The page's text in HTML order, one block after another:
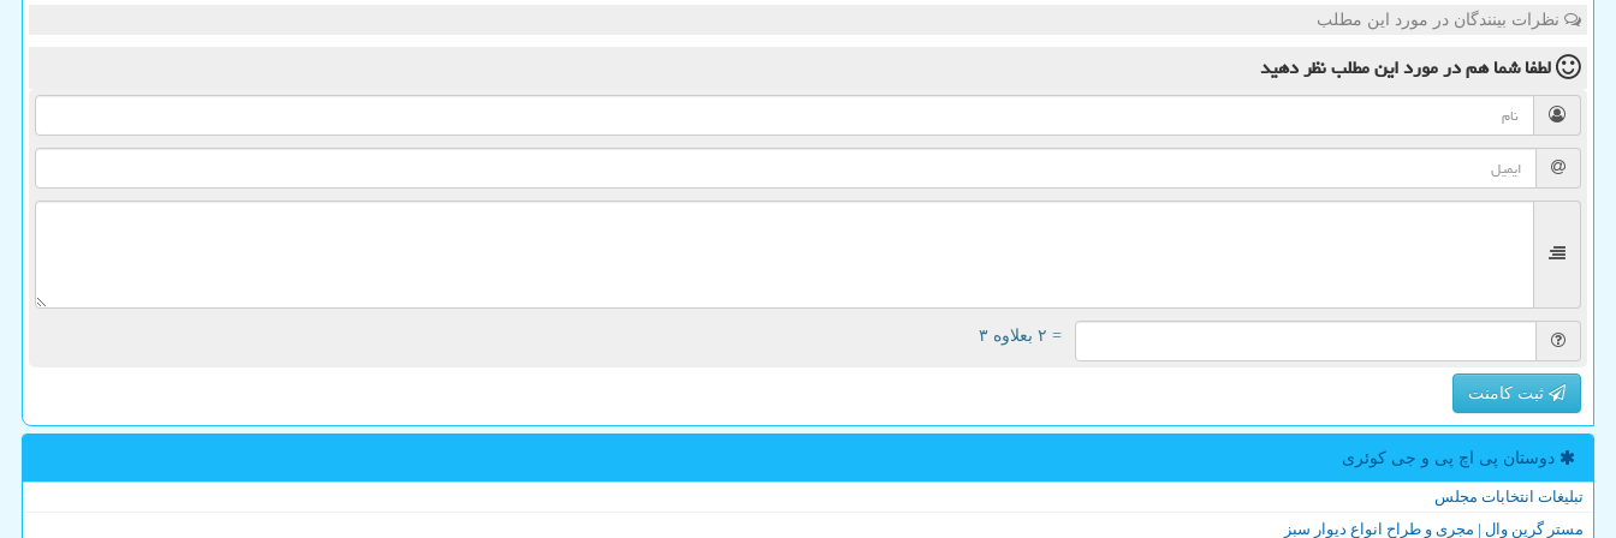
نظرات بینندگان در مورد این مطلب
لطفا شما همدر مورد این مطلبنظر دهید
= ۲ بعلاوه ۳
ثبت کامنت
دوستان پی اچ پی و جی كوئری
تبلیغات انتخابات مجلس
مستر گرین وال | مجری و طراح انواع دیوار سبز